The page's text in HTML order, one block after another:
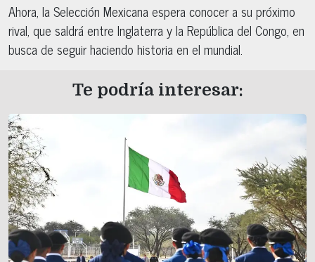
Ahora, la Selección Mexicana espera conocer a su próximo
rival, que saldrá entre Inglaterra y la República del Congo, en
busca de seguir haciendo historia en el mundial.
Te podría interesar: